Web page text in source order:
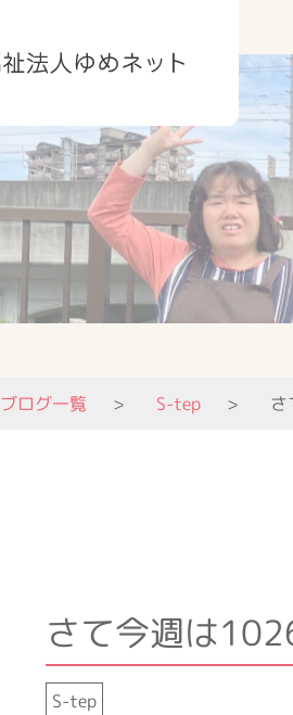
ブログ一覧 S-tep
さて今週は
S-tep